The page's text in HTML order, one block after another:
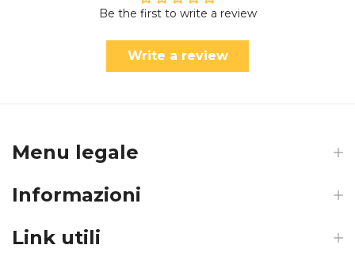
Be the first to write a review
Write a review
Menu legale
Informazioni
Link utili